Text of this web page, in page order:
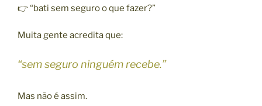
👉 “bati sem seguro o que fazer?”
Muita gente acredita que:
“sem seguro ninguém recebe.”
Mas não é assim.